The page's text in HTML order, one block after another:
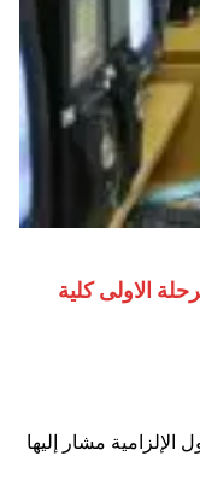
2026 في المرحلة الاولى كلية
الإلزامية مشار إليها